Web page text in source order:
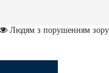
Людям з порушенням зору